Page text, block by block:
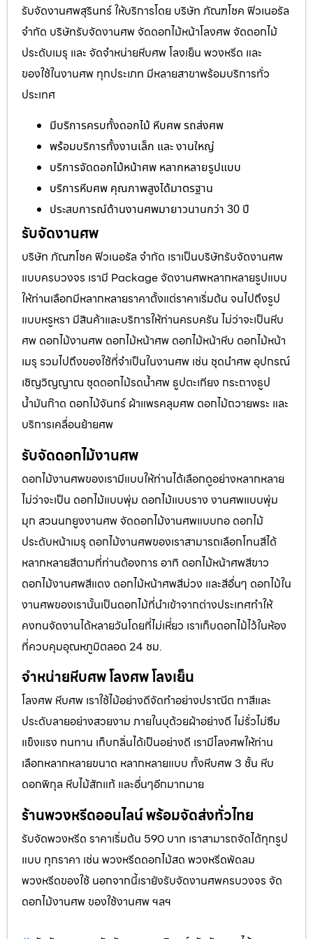
รับจัดงานศพสุรินทร์ ให้บริการโดย บริษัท ภัณฑโชค ฟิวเนอรัล
จำกัด บริษัทรับจัดงานศพ จัดดอกไม้หน้าโลงศพ จัดดอกไม้
ประดับเมรุ และ จัดจำหน่ายหีบศพ โลงเย็น พวงหรีด และ
ของใช้ในงานศพ ทุกประเภท มีหลายสาขาพร้อมบริการทั่ว
ประเทศ
มีบริการครบทั้งดอกไม้ หีบศพ รถส่งศพ
พร้อมบริการทั้งงานเล็ก และ งานใหญ่
บริการจัดดอกไม้หน้าศพ หลากหลายรูปแบบ
บริการหีบศพ คุณภาพสูงได้มาตรฐาน
ประสบการณ์ด้านงานศพมายาวนานกว่า 30 ปี
รับจัดงานศพ
บริษัท ภัณฑโชค ฟิวเนอรัล จำกัด เราเป็นบริษัทรับจัดงานศพ
แบบครบวงจร เรามี Package จัดงานศพหลากหลายรูปแบบ
ให้ท่านเลือกมีหลากหลายราคาตั้งแต่ราคาเริ่มต้น จนไปถึงรูป
แบบหรูหรา มีสินค้าและบริการให้ท่านครบครัน ไม่ว่าจะเป็นหีบ
ศพ ดอกไม้งานศพ ดอกไม้หน้าศพ ดอกไม้หน้าหีบ ดอกไม้หน้า
เมรุ รวมไปถึงของใช้ที่จำเป็นในงานศพ เช่น ชุดนำศพ อุปกรณ์
เชิญวิญญาณ ชุดดอกไม้รดน้ำศพ ธูปตะเกียง กระถางธูป
น้ำมันก๊าด ดอกไม้จันทร์ ผ้าแพรคลุมศพ ดอกไม้ถวายพระ และ
บริการเคลื่อนย้ายศพ
รับจัดดอกไม้งานศพ
ดอกไม้งานศพของเรามีแบบให้ท่านได้เลือกดูอย่างหลากหลาย
ไม่ว่าจะเป็น ดอกไม้แบบพุ่ม ดอกไม้แบบราง งานศพแบบพุ่ม
มุก สวนนกยูงงานศพ จัดดอกไม้งานศพแบบกอ ดอกไม้
ประดับหน้าเมรุ ดอกไม้งานศพของเราสามารถเลือกโทนสีได้
หลากหลายสีตามที่ท่านต้องการ อาทิ ดอกไม้หน้าศพสีขาว
ดอกไม้งานศพสีแดง ดอกไม้หน้าศพสีม่วง และสีอื่นๆ ดอกไม้ใน
งานศพของเรานั้นเป็นดอกไม้ที่นำเข้าจากต่างประเทศทำให้
คงทนจัดงานได้หลายวันโดยที่ไม่เหี่ยว เราเก็บดอกไม้ไว้ในห้อง
ที่ควบคุมอุณหภูมิตลอด 24 ชม.
จำหน่ายหีบศพ โลงศพ โลงเย็น
โลงศพ หีบศพ เราใช้ไม้อย่างดีจัดทำอย่างปราณีต ทาสีและ
ประดับลายอย่างสวยงาม ภายในบุด้วยผ้าอย่างดี ไม่รั่วไม่ซึม
แข็งแรง ทนทาน เก็บกลิ่นได้เป็นอย่างดี เรามีโลงศพให้ท่าน
เลือกหลากหลายขนาด หลากหลายแบบ ทั้งหีบศพ 3 ชั้น หีบ
ดอกพิกุล หีบไม้สักแท้ และอื่นๆอีกมากมาย
ร้านพวงหรีดออนไลน์ พร้อมจัดส่งทั่วไทย
รับจัดพวงหรีด ราคาเริ่มต้น 590 บาท เราสามารถจัดได้ทุกรูป
แบบ ทุกราคา เช่น พวงหรีดดอกไม้สด พวงหรีดพัดลม
พวงหรีดของใช้ นอกจากนี้เรายังรับจัดงานศพครบวงจร จัด
ดอกไม้งานศพ ของใช้งานศพ ฯลฯ